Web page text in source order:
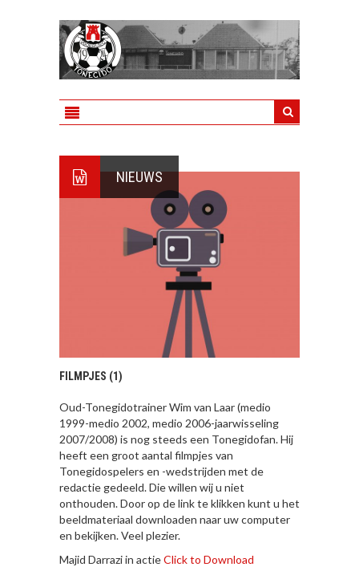
NIEUWS
FILMPJES (1)
Oud-Tonegidotrainer Wim van Laar (medio
1999-medio 2002, medio 2006-jaarwisseling
2007/2008) is nog steeds een Tonegidofan. Hij
heeft een groot aantal filmpjes van
Tonegidospelers en -wedstrijden met de
redactie gedeeld. Die willen wij u niet
onthouden. Door op de link te klikken kunt u het
beeldmateriaal downloaden naar uw computer
en bekijken. Veel plezier.
Majid Darrazi in actieClick to Download